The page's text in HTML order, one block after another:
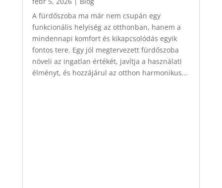
A fürdőszoba ma már nem csupán egy
funkcionális helyiség az otthonban, hanem a
mindennapi komfort és kikapcsolódás egyik
fontos tere. Egy jól megtervezett fürdőszoba
növeli az ingatlan értékét, javítja a használati
élményt, és hozzájárul az otthon harmonikus...